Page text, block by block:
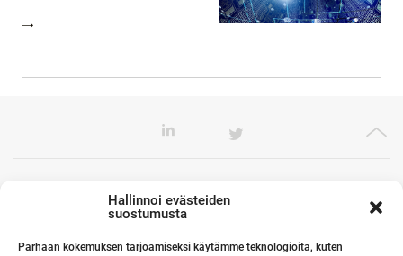
Hallinnoi evästeiden
suostumusta
Parhaan kokemuksen tarjoamiseksi käytämme teknologioita, kuten
Toimistomme Euroopassa